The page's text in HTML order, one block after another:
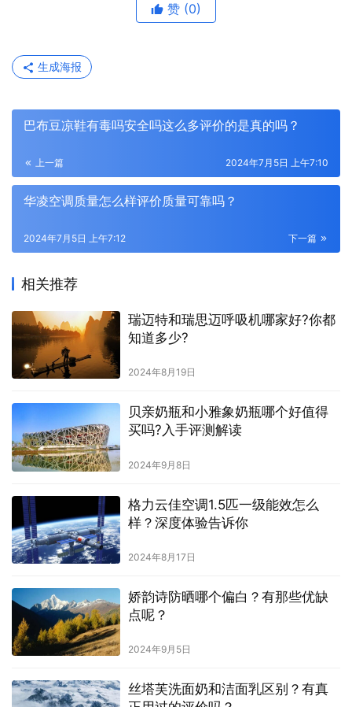
赞 (0)
生成海报
巴布豆凉鞋有毒吗安全吗这么多评价的是真的吗？
上一篇 2024年7月5日 上午7:10
华凌空调质量怎么样评价质量可靠吗？
下一篇
2024年7月5日 上午7:12
相关推荐
瑞迈特和瑞思迈呼吸机哪家好?你都
知道多少?
2024年8月19日
贝亲奶瓶和小雅象奶瓶哪个好值得
买吗?入手评测解读
2024年9月8日
格力云佳空调1.5匹一级能效怎么
样？深度体验告诉你
2024年8月17日
娇韵诗防晒哪个偏白？有那些优缺
点呢？
2024年9月5日
丝塔芙洗面奶和洁面乳区别？有真